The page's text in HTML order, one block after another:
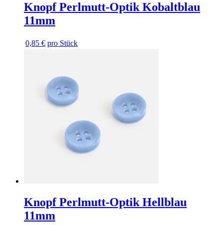
Knopf Perlmutt-Optik Kobaltblau
11mm
0,85 € pro Stück
Knopf Perlmutt-Optik Hellblau
11mm